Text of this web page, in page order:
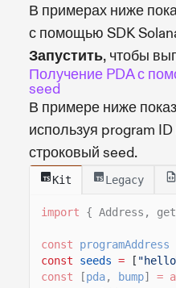
В примерах ниже
с помощью SDK
Запустить, чтобы
Получение PDA с
seed
В примере ниже
используя program
строковый seed.
Kit Legacy
import { Address,
const programAddress
const
seeds = [
const
[pda, bump] =